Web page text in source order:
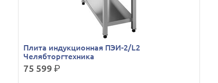
Плита индукционная ПЭИ-2/L2
Челябторгтехника
75 599р.